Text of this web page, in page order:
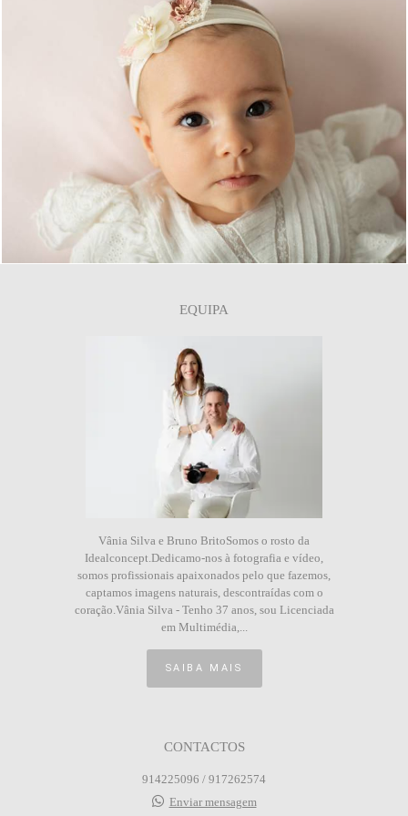
44
EQUIPA
Vânia Silva e Bruno BritoSomos o rosto da
Idealconcept.Dedicamo-nos à fotografia e vídeo,
somos profissionais apaixonados pelo que fazemos,
captamos imagens naturais, descontraídas com o
coração.Vânia Silva - Tenho 37 anos, sou Licenciada
em Multimédia,...
SAIBA MAIS
CONTACTOS
914225096 / 917262574
Enviar mensagem